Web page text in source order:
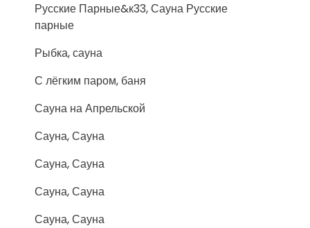
Русские Парные&к33, Сауна Русские
парные
Рыбка, сауна
С лёгким паром, баня
Сауна на Апрельской
Сауна, Сауна
Сауна, Сауна
Сауна, Сауна
Сауна, Сауна